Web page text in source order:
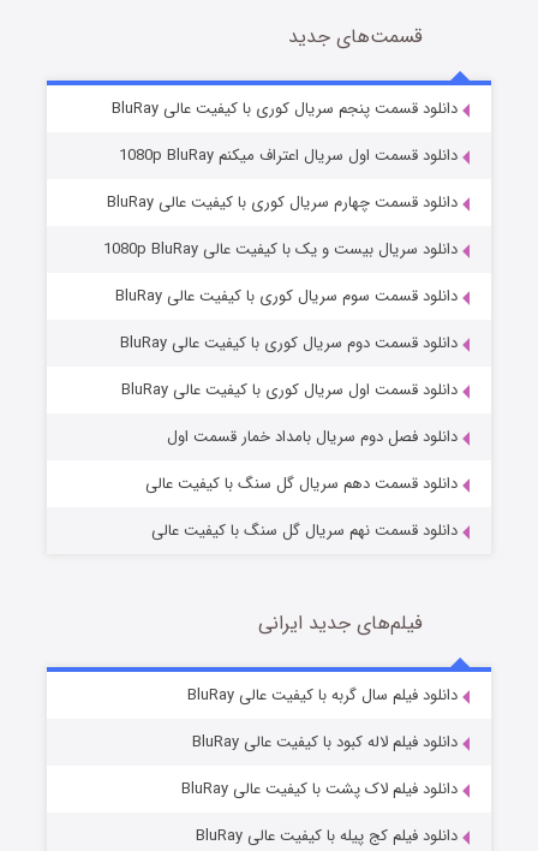
سریال زشت
قسمت2 (زیرنویس) منتشر شد
مردگان متحرک: شهر مرده ۳
قسمت2 (زیرنویس) منتشر شد
قسمت7 (زیرنویس) منتشر شد
قسمت‌های جدید
دانلود قسمت پنجم سریال کوری با کیفیت عالی BluRay
دانلود قسمت اول سریال اعتراف میکنم 1080p BluRay
دانلود قسمت چهارم سریال کوری با کیفیت عالی BluRay
دانلود سریال بیست و یک با کیفیت عالی 1080p BluRay
دانلود قسمت سوم سریال کوری با کیفیت عالی BluRay
دانلود قسمت دوم سریال کوری با کیفیت عالی BluRay
دانلود قسمت اول سریال کوری با کیفیت عالی BluRay
دانلود فصل دوم سریال بامداد خمار قسمت اول
دانلود قسمت دهم سریال گل سنگ با کیفیت عالی
دانلود قسمت نهم سریال گل سنگ با کیفیت عالی
فیلم‌های جدید ایرانی
دانلود فیلم سال گربه با کیفیت عالی BluRay
دانلود فیلم لاله کبود با کیفیت عالی BluRay
دانلود فیلم لاک پشت با کیفیت عالی BluRay
دانلود فیلم کج‌ پیله با کیفیت عالی BluRay